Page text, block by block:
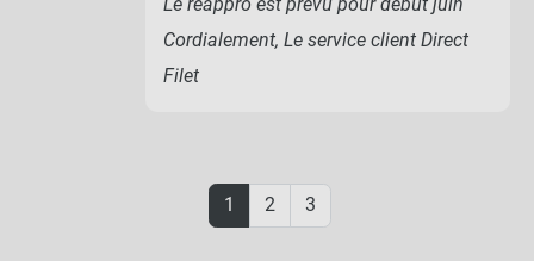
Cordialement, Le service client Direct
Filet
1 2 3